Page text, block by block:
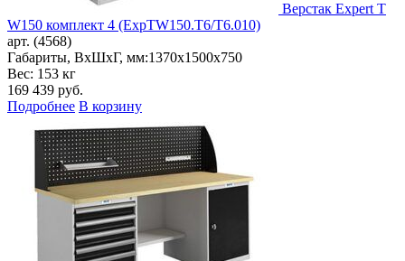
Верстак Expert T
W150 комплект 4 (ExpTW150.T6/T6.010)
арт. (4568)
Габариты, ВxШxГ, мм:1370x1500x750
Вес: 153 кг
169 439 руб.
Подробнее В корзину